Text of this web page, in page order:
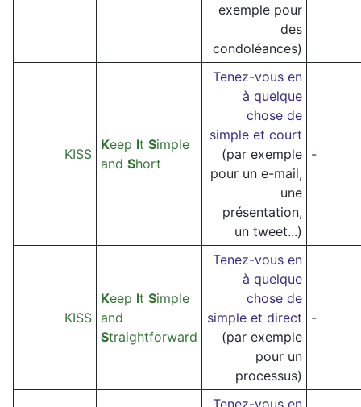
exemple pour
des
condoléances)
KISS
Keep It Simple
and Short
Tenez-vous en
à quelque
chose de
simple et court
(par exemple
pour un e-mail,
une
présentation,
un tweet...)
-
KISS
Keep It Simple
and
Straightforward
Tenez-vous en
à quelque
chose de
simple et direct
(par exemple
pour un
processus)
-